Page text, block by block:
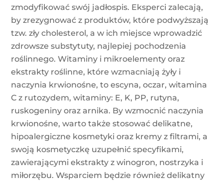
zmodyfikować swój jadłospis. Eksperci zalecają,
by zrezygnować z produktów, które podwyższają
tzw. zły cholesterol, a w ich miejsce wprowadzić
zdrowsze substytuty, najlepiej pochodzenia
roślinnego. Witaminy i mikroelementy oraz
ekstrakty roślinne, które wzmacniają żyły i
naczynia krwionośne, to escyna, oczar, witamina
C z rutozydem, witaminy: E, K, PP, rutyna,
ruskogeniny oraz arnika. By wzmocnić naczynia
krwionośne, warto także stosować delikatne,
hipoalergiczne kosmetyki oraz kremy z filtrami, a
swoją kosmetyczkę uzupełnić specyfikami,
zawierającymi ekstrakty z winogron, nostrzyka i
miłorzębu. Wsparciem będzie również delikatny